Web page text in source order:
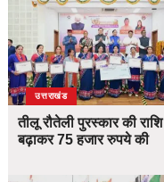
उत्तराखंड
तीलू रौतेली पुरस्कार की राशि
बढ़ाकर 75 हजार रुपये की